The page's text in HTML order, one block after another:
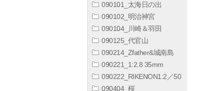
090101_太海日の出
090102_明治神宮
090104_川崎＆羽田
090125_代官山
090214_Zfather&城南島
090221_1:2.8 35mm
090222_RIKENON1:2／50
090404_桜